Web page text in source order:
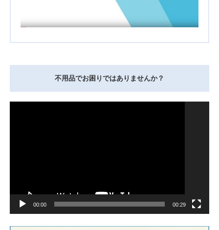
不用品でお困りではありませんか？
00:00 00:29